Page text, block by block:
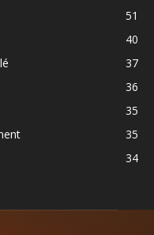
51
40
37
36
35
35
34